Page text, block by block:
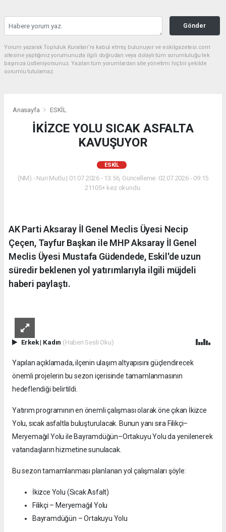
Gönder
Yorum yazarak Topluluk Kuralları’nı kabul etmiş bulunuyor ve eskilgazetesi.com
sitesine yaptığınız yorumunuzla ilgili doğrudan veya dolaylı tüm sorumluluğu tek
başınıza üstleniyorsunuz. Yazılan tüm yorumlardan site yönetimi hiçbir şekilde
sorumlu tutulamaz.
Anasayfa ESKİL
İKİZCE YOLU SICAK ASFALTA
KAVUŞUYOR
ESKİL
(NM) - Nuri Mutlu | 01.07.2026 - 13:56, Güncelleme: 02.07.2026 - 09:15
21105+ kez okundu.
AK Parti Aksaray İl Genel Meclis Üyesi Necip
Çeçen, Tayfur Başkan ile MHP Aksaray İl Genel
Meclis Üyesi Mustafa Güdendede, Eskil'de uzun
süredir beklenen yol yatırımlarıyla ilgili müjdeli
haberi paylaştı.
önemli projelerin bu sezon içerisinde tamamlanmasının
hedeflendiği belirtildi.
Yatırım programının en önemli çalışması olarak öne çıkan İkizce
Yolu, sıcak asfaltla buluşturulacak. Bunun yanı sıra Filikçi–